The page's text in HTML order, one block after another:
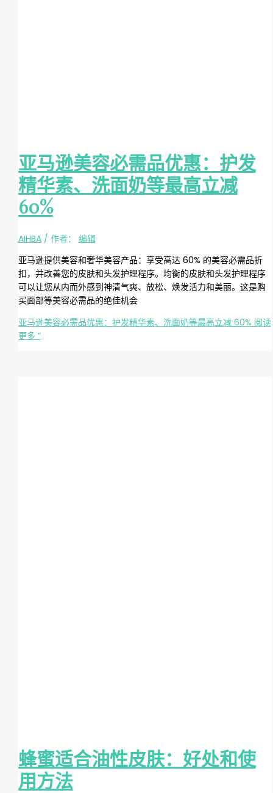
亚马逊美容必需品优惠：护发
精华素、洗面奶等最高立减
60%
AIHBA/ 作者：
编辑
亚马逊提供美容和奢华美容产品：享受高达 60% 的美容必需品折
扣，并改善您的皮肤和头发护理程序。均衡的皮肤和头发护理程序
可以让您从内而外感到神清气爽、放松、焕发活力和美丽。这是购
买面部等美容必需品的绝佳机会
亚马逊美容必需品优惠：护发精华素、洗面奶等最高立减 60% 阅读
更多 ”
蜂蜜适合油性皮肤：好处和使
用方法